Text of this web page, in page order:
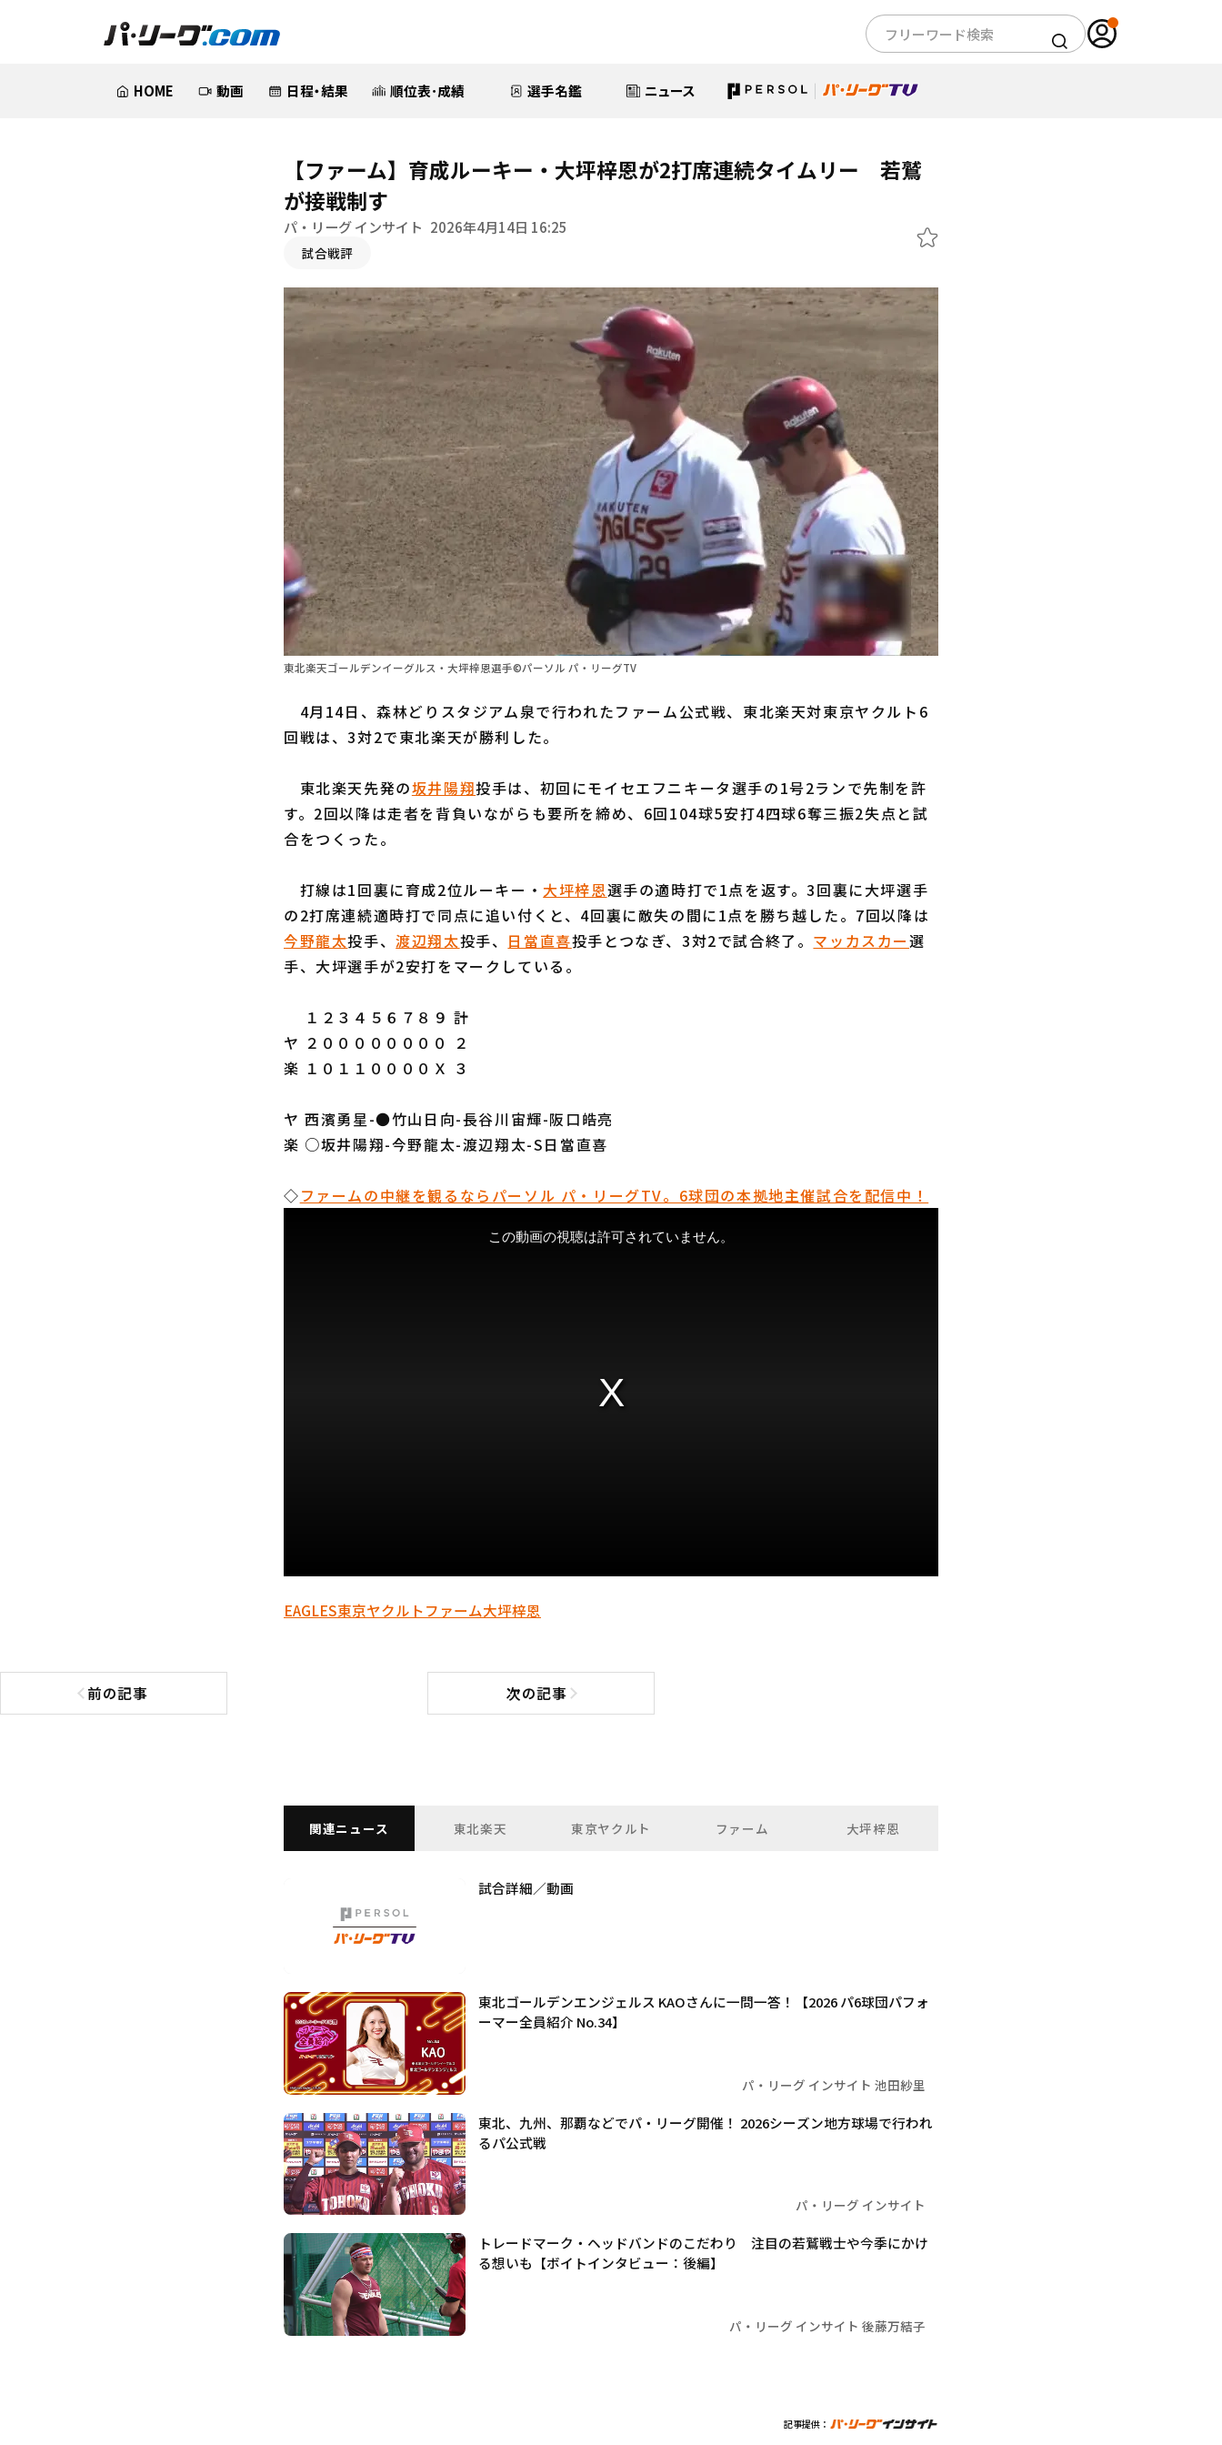
HOME 動画 日程・結果 順位表･成績 選手名鑑 ニュース
【ファーム】育成ルーキー・大坪梓恩が2打席連続タイムリー 若鷲
が接戦制す
パ・リーグ インサイト 2026年4月14日 16:25
試合戦評
東北楽天ゴールデンイーグルス・大坪梓恩選手©パーソル パ・リーグTV
4月14日、森林どりスタジアム泉で行われたファーム公式戦、東北楽天対東京ヤクルト6
回戦は、3対2で東北楽天が勝利した。
東北楽天先発の坂井陽翔投手は、初回にモイセエフニキータ選手の1号2ランで先制を許
す。2回以降は走者を背負いながらも要所を締め、6回104球5安打4四球6奪三振2失点と試
合をつくった。
打線は1回裏に育成2位ルーキー・ 大坪梓恩選手の適時打で1点を返す。3回裏に大坪選手
の2打席連続適時打で同点に追い付くと、4回裏に敵失の間に1点を勝ち越した。7回以降は
今野龍太投手、渡辺翔太投手、 日當直喜投手とつなぎ、3対2で試合終了。 マッカスカー選
手、大坪選手が2安打をマークしている。
１２３４５６７８９ 計
ヤ ２００００００００ ２
楽 １０１１００００Ｘ ３
ヤ 西濱勇星-●竹山日向-長谷川宙輝-阪口皓亮
楽 ○坂井陽翔-今野龍太-渡辺翔太-S日當直喜
◇ファームの中継を観るならパーソル パ・リーグTV。6球団の本拠地主催試合を配信中！
EAGLES東京ヤクルトファーム大坪梓恩
前の記事
前の記事へ 次の記事次の記事へ
関連ニュース 東北楽天 東京ヤクルト ファーム 大坪梓恩
試合詳細／動画
東北ゴールデンエンジェルス KAOさんに一問一答！【2026 パ6球団パフォ
ーマー全員紹介 No.34】
パ・リーグ インサイト 池田紗里
東北、九州、那覇などでパ・リーグ開催！ 2026シーズン地方球場で行われ
るパ公式戦
パ・リーグ インサイト
トレードマーク・ヘッドバンドのこだわり 注目の若鷲戦士や今季にかけ
る想いも【ボイトインタビュー：後編】
パ・リーグ インサイト 後藤万結子
記事提供：